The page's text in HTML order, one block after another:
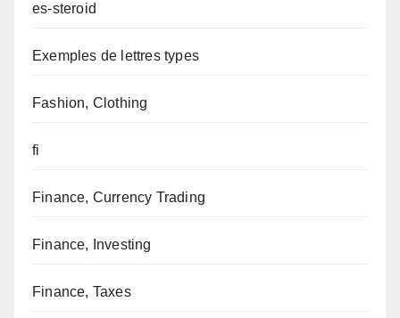
es-steroid
Exemples de lettres types
Fashion, Clothing
fi
Finance, Currency Trading
Finance, Investing
Finance, Taxes